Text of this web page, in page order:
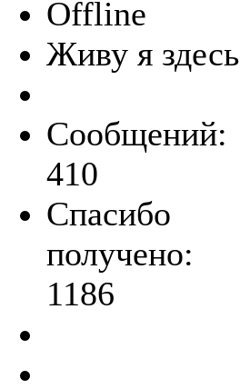
Offline
Живу я здесь
Сообщений:
410
Спасибо
получено:
1186